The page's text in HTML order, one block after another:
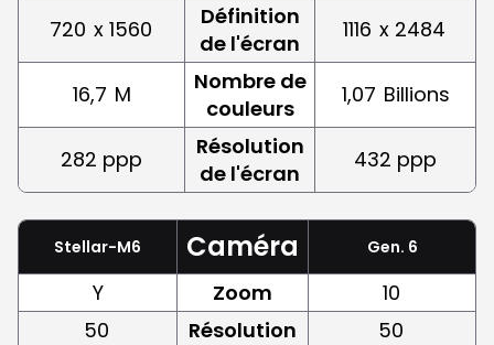
720 x 1560
Définition
de l'écran
1116 x 2484
16,7 M
Nombre de
couleurs
1,07 Billions
282 ppp
Résolution
de l'écran
432 ppp
Stellar-M6 Caméra Gen. 6
Y Zoom
10
50
Résolution 50